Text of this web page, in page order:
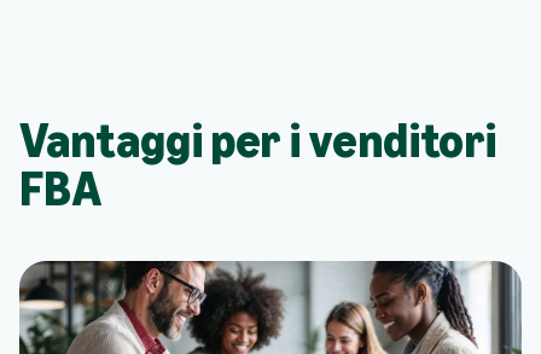
Vantaggi per i venditori
FBA